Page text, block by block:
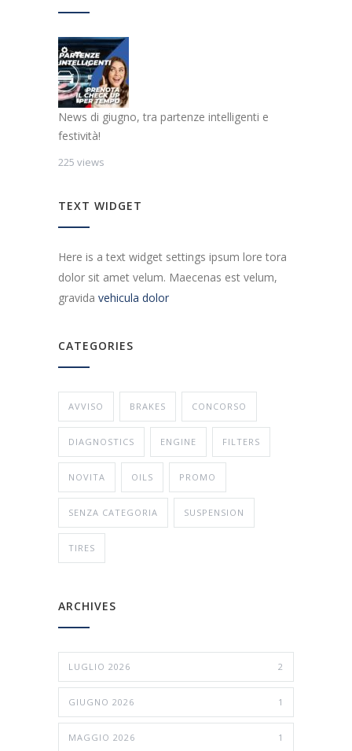
News di giugno, tra partenze intelligenti e
festività!
225 views
TEXT WIDGET
Here is a text widget settings ipsum lore tora
dolor sit amet velum. Maecenas est velum,
gravida vehicula dolor
CATEGORIES
AVVISO BRAKES CONCORSO
DIAGNOSTICS ENGINE FILTERS
NOVITA OILS PROMO
SENZA CATEGORIA SUSPENSION
TIRES
ARCHIVES
LUGLIO 2026 2
GIUGNO 2026 1
MAGGIO 2026 1